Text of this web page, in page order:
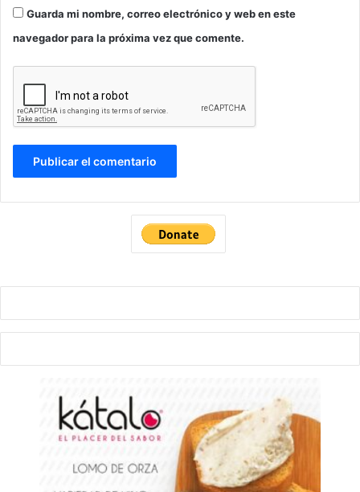
Guarda mi nombre, correo electrónico y web en este
navegador para la próxima vez que comente.